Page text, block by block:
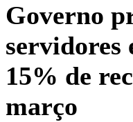
Governo
servidores
15% de
março